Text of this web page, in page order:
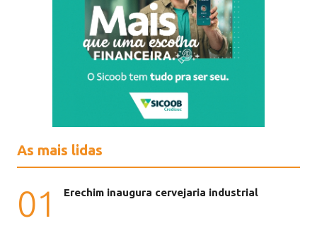
As mais lidas
01 Erechim inaugura cervejaria industrial